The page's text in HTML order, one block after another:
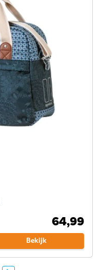
64,99
Bekijk